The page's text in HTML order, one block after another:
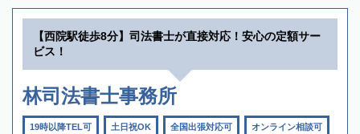
【西院駅徒歩8分】司法書士が直接対応！安心の定額サー
ビス！
林司法書士事務所
19時以降TEL可 土日祝OK 全国出張対応可 オンライン相談可